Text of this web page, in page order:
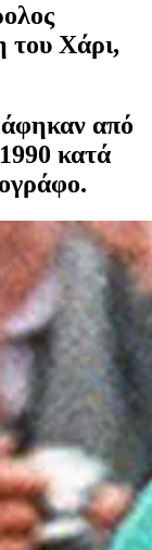
του Χάρι,
από
κατά